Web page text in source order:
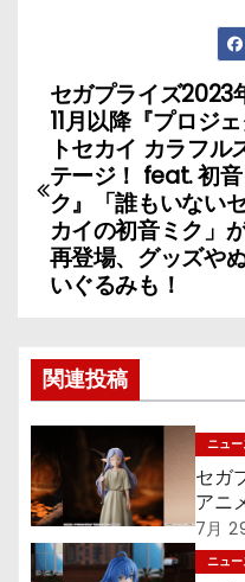
投
稿
ナ
ビ
ゲ
ー
シ
ョ
ン
セガプライズ2023
11月以降『プロジ
トセカイ カラフル
テージ！ feat. 初音
ク』「誰もいない
カイの初音ミク」
再登場、グッズや
いぐるみも！
関連投稿
ニュー
セガ
アニ
300
「フ
7月
ニュー